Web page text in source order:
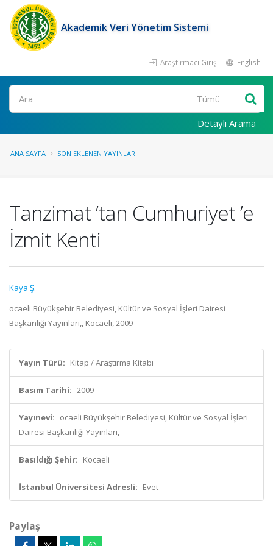
Akademik Veri Yönetim Sistemi
Araştırmacı Girişi English
Ara
Detaylı Arama
ANA SAYFA SON EKLENEN YAYINLAR
Tanzimat ’tan Cumhuriyet ’e
İzmit Kenti
Kaya Ş.
ocaeli Büyükşehir Belediyesi, Kültür ve Sosyal İşleri Dairesi
Başkanlığı Yayınları,, Kocaeli, 2009
Yayın Türü: Kitap / Araştırma Kitabı
Basım Tarihi: 2009
Yayınevi: ocaeli Büyükşehir Belediyesi, Kültür ve Sosyal İşleri
Dairesi Başkanlığı Yayınları,
Basıldığı Şehir: Kocaeli
İstanbul Üniversitesi Adresli: Evet
Paylaş